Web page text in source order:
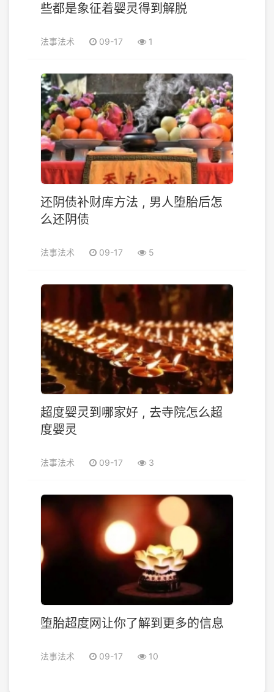
些都是象征着婴灵得到解脱
法事法术 09-17 1
还阴债补财库方法 , 男人堕胎后怎
么还阴债
法事法术 09-17 5
超度婴灵到哪家好 , 去寺院怎么超
度婴灵
法事法术 09-17 3
堕胎超度网让你了解到更多的信息
法事法术 09-17 10